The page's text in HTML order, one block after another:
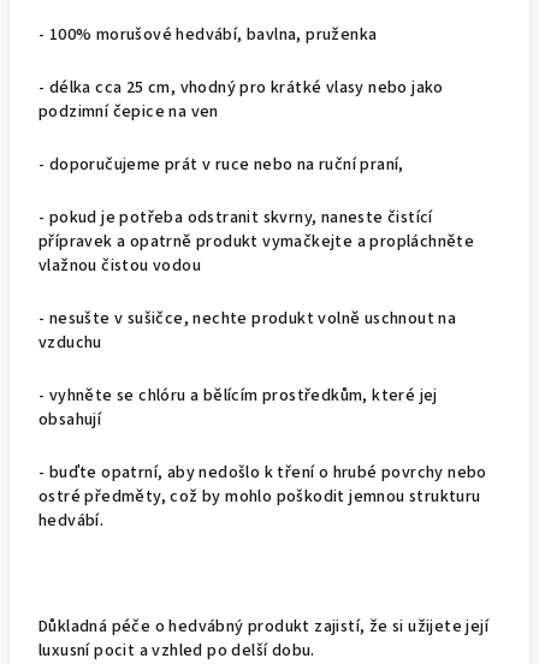
- 100% morušové hedvábí, bavlna, pruženka
- délka cca 25 cm, vhodný pro krátké vlasy nebo jako
podzimní čepice na ven
- doporučujeme prát v ruce nebo na ruční praní,
- pokud je potřeba odstranit skvrny, naneste čistící
přípravek a opatrně produkt vymačkejte a propláchněte
vlažnou čistou vodou
- nesušte v sušičce, nechte produkt volně uschnout na
vzduchu
- vyhněte se chlóru a bělícím prostředkům, které jej
obsahují
- buďte opatrní, aby nedošlo k tření o hrubé povrchy nebo
ostré předměty, což by mohlo poškodit jemnou strukturu
hedvábí.
Důkladná péče o hedvábný produkt zajistí, že si užijete její
luxusní pocit a vzhled po delší dobu.